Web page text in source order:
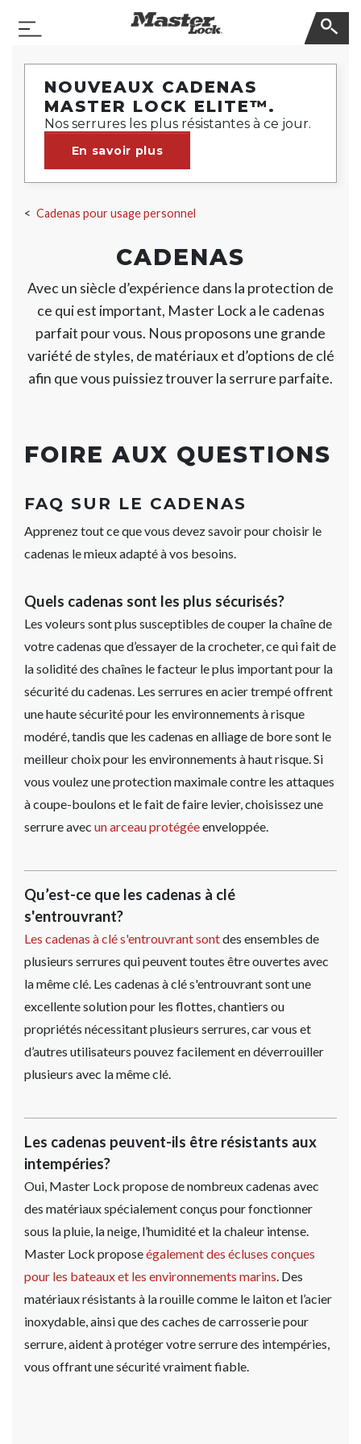
Basculer la navigation
NOUVEAUX CADENAS
MASTER LOCK ELITE™.
Nos serrures les plus résistantes à ce jour.
En savoir plus
Cadenas pour usage personnel
CADENAS
Avec un siècle d’expérience dans la protection de
ce qui est important, Master Lock a le cadenas
parfait pour vous. Nous proposons une grande
variété de styles, de matériaux et d’options de clé
afin que vous puissiez trouver la serrure parfaite.
FOIRE AUX QUESTIONS
FAQ SUR LE CADENAS
Apprenez tout ce que vous devez savoir pour choisir le
cadenas le mieux adapté à vos besoins.
Quels cadenas sont les plus sécurisés?
Les voleurs sont plus susceptibles de couper la chaîne de
votre cadenas que d’essayer de la crocheter, ce qui fait de
la solidité des chaînes le facteur le plus important pour la
sécurité du cadenas. Les serrures en acier trempé offrent
une haute sécurité pour les environnements à risque
modéré, tandis que les cadenas en alliage de bore sont le
meilleur choix pour les environnements à haut risque. Si
vous voulez une protection maximale contre les attaques
à coupe-boulons et le fait de faire levier, choisissez une
serrure avec un arceau protégéeenveloppée.
Qu’est-ce que les cadenas à clé
s'entrouvrant?
Les cadenas à clé s'entrouvrant sontdes ensembles de
plusieurs serrures qui peuvent toutes être ouvertes avec
la même clé. Les cadenas à clé s'entrouvrant sont une
excellente solution pour les flottes, chantiers ou
propriétés nécessitant plusieurs serrures, car vous et
d’autres utilisateurs pouvez facilement en déverrouiller
plusieurs avec la même clé.
Les cadenas peuvent-ils être résistants aux
intempéries?
Oui, Master Lock propose de nombreux cadenas avec
des matériaux spécialement conçus pour fonctionner
sous la pluie, la neige, l’humidité et la chaleur intense.
Master Lock proposeégalement des écluses conçues
pour les bateaux et les environnements marins. Des
matériaux résistants à la rouille comme le laiton et l’acier
inoxydable, ainsi que des caches de carrosserie pour
serrure, aident à protéger votre serrure des intempéries,
vous offrant une sécurité vraiment fiable.